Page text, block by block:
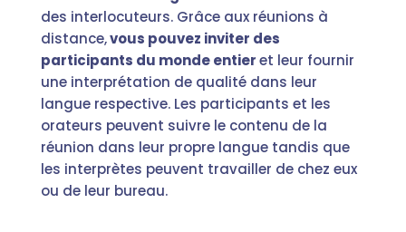
des interlocuteurs. Grâce aux réunions à
distance,vous pouvez inviter des
participants du monde entieret leur fournir
une interprétation de qualité dans leur
langue respective. Les participants et les
orateurs peuvent suivre le contenu de la
réunion dans leur propre langue tandis que
les interprètes peuvent travailler de chez eux
ou de leur bureau.